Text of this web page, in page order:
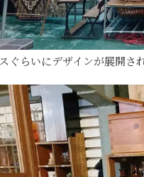
ぐらいにデザインが展開さ